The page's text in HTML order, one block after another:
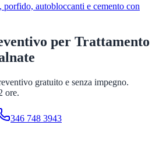
autobloccanti e cemento con
per Trattamento
gratuito e senza impegno.
ore.
346 748 3943